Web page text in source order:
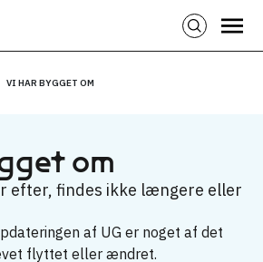
VI HAR BYGGET OM
om
efter, findes ikke længere eller
af UG er noget af det
flyttet eller ændret.